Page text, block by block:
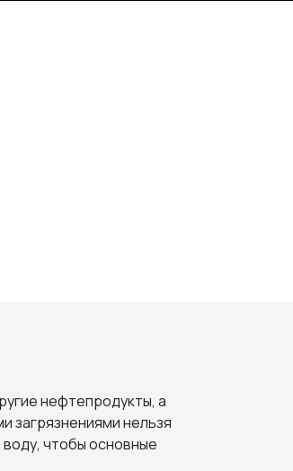
нефтепродукты, а
загрязнениями нельзя
чтобы основные